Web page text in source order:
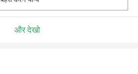
और देखो